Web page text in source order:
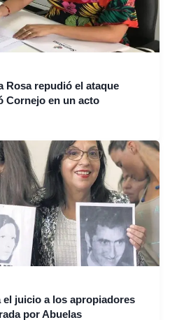
Rosa repudió el ataque
Cornejo en un acto
el juicio a los apropiadores
por Abuelas